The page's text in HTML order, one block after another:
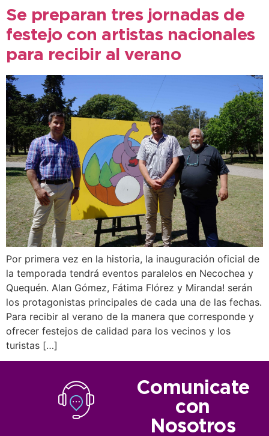
Se preparan tres jornadas de
festejo con artistas nacionales
para recibir al verano
Por primera vez en la historia, la inauguración oficial de
la temporada tendrá eventos paralelos en Necochea y
Quequén. Alan Gómez, Fátima Flórez y Miranda! serán
los protagonistas principales de cada una de las fechas.
Para recibir al verano de la manera que corresponde y
ofrecer festejos de calidad para los vecinos y los
turistas […]
Comunicate
con
Nosotros